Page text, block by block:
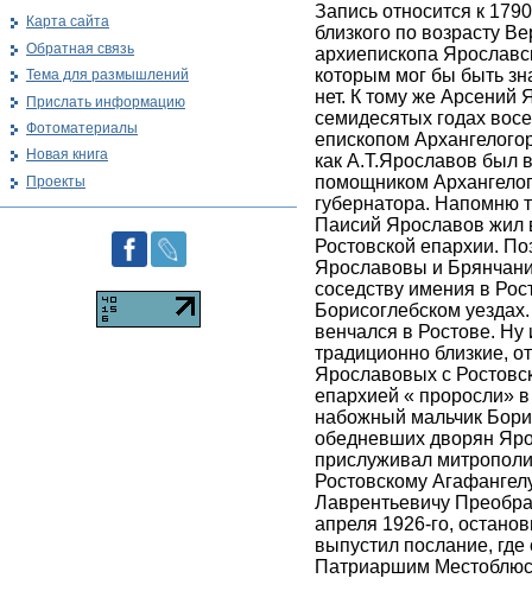
Запись относится к
близкого по возрасту
архиепископа
которым мог бы быть
нет. К тому же Арсений
семидесятых годах
епископом
как А.Т.Ярославов был
помощником
губернатора. Напомню
Паисий Ярославов жил
Ростовской епархии.
Ярославовы и
соседству имения в
Борисоглебском
венчался в Ростове. Ну
традиционно близкие,
Ярославовых с
епархией « проросли»
набожный мальчик
обедневших дворян
прислуживал
Ростовскому
Лаврентьевичу
апреля 1926-го,
выпустил послание,
Патриаршим
Карта сайта
Обратная связь
Тема для размышлений
Прислать информацию
Фотоматериалы
Новая книга
Проекты